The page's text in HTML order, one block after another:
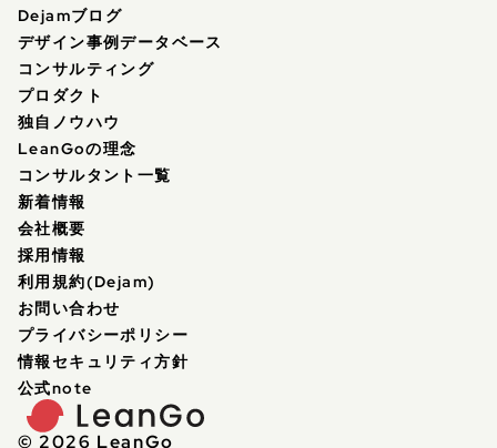
Dejamブログ
デザイン事例データベース
コンサルティング
プロダクト
独自ノウハウ
LeanGoの理念
コンサルタント一覧
新着情報
会社概要
採用情報
利用規約(Dejam)
お問い合わせ
プライバシーポリシー
情報セキュリティ方針
公式note
© 2026 LeanGo